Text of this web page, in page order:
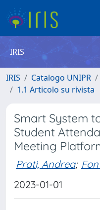
IRIS
IRIS Catalogo UNIPR
1.1 Articolo su rivista
Smart System
Student
Meeting
Prati, Andrea;
2023-01-01